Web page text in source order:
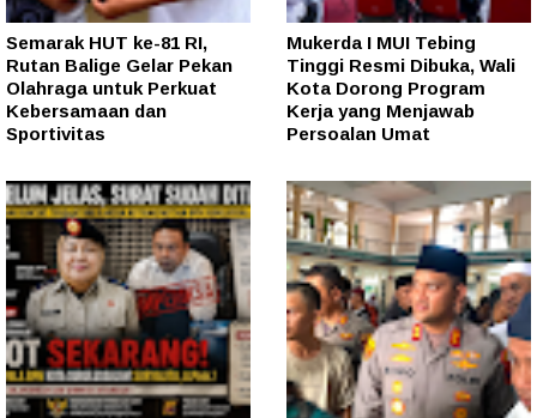
Semarak HUT ke-81 RI,
Rutan Balige Gelar Pekan
Olahraga untuk Perkuat
Kebersamaan dan
Sportivitas
Mukerda I MUI Tebing
Tinggi Resmi Dibuka, Wali
Kota Dorong Program
Kerja yang Menjawab
Persoalan Umat